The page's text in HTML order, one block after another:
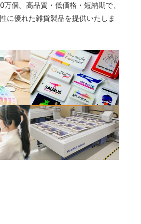
個。高品質・低価格・短納期で、
に優れた雑貨製品を提供いたしま